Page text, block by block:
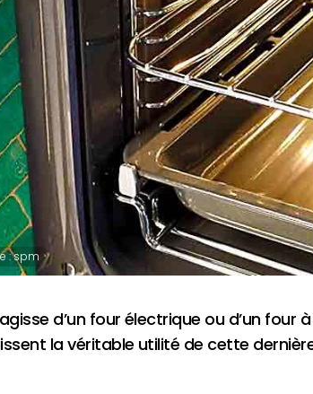
: spm
d’un four électrique ou d’un
la véritable utilité de cette